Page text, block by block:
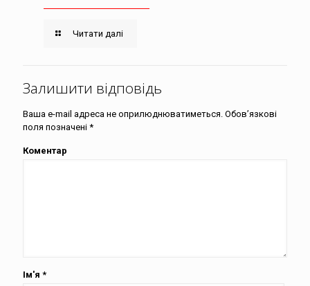
Читати далі
Залишити відповідь
Ваша e-mail адреса не оприлюднюватиметься. Обов’язкові
поля позначені *
Коментар
Ім'я *